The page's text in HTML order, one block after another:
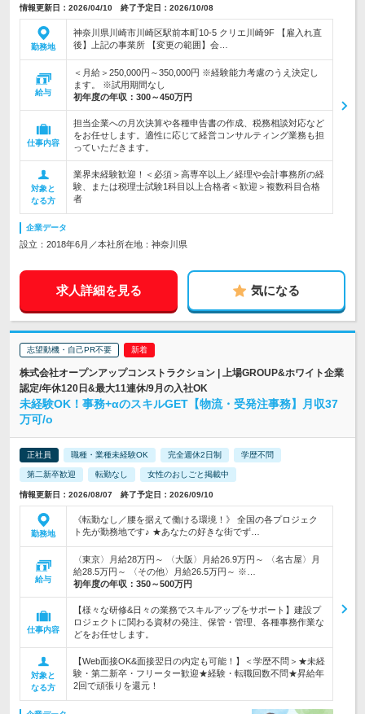
情報更新日：2026/04/10 終了予定日：2026/10/08
勤務地
神奈川県川崎市川崎区駅前本町10-5 クリエ川崎9F 【雇入れ直
後】上記の事業所 【変更の範囲】会…
給与
＜月給＞250,000円～350,000円 ※経験能力考慮のうえ決定し
ます。 ※試用期間なし
初年度の年収： 300～450万円
仕事内容
担当企業への月次決算や各種申告書の作成、税務相談対応など
をお任せします。適性に応じて経営コンサルティング業務も担
っていただきます。
対象と
なる方
業界未経験歓迎！＜必須＞高専卒以上／経理や会計事務所の経
験、または税理士試験1科目以上合格者＜歓迎＞複数科目合格
者
企業データ
設立：2018年6月／本社所在地：神奈川県
求人詳細を見る 気になる
志望動機・自己PR不要
株式会社オープンアップコンストラクション | 上場GROUP&ホワイト企業
認定/年休120日&最大11連休/9月の入社OK
未経験OK！事務+αのスキルGET【物流・受発注事務】月収37
万可/o
正社員 職種・業種未経験OK 完全週休2日制 学歴不問
第二新卒歓迎 転勤なし 女性のおしごと掲載中
情報更新日：2026/08/07 終了予定日：2026/09/10
勤務地
《転勤なし／腰を据えて働ける環境！》 全国の各プロジェク
ト先が勤務地です♪ ★あなたの好きな街でず…
給与
〈東京〉月給28万円～ 〈大阪〉月給26.9万円～ 〈名古屋〉月
給28.5万円～ 〈その他〉月給26.5万円～ ※…
初年度の年収： 350～500万円
仕事内容
【様々な研修&日々の業務でスキルアップをサポート】建設プ
ロジェクトに関わる資材の発注、保管・管理、各種事務作業な
どをお任せします。
対象と
なる方
【Web面接OK&面接翌日の内定も可能！】＜学歴不問＞★未経
験・第二新卒・フリーター歓迎★経験・転職回数不問★昇給年
2回で頑張りを還元！